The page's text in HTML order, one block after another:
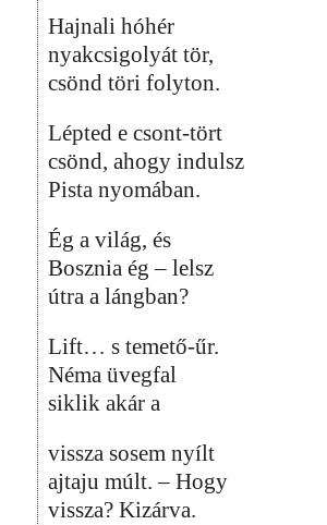
Hajnali hóhér
nyakcsigolyát tör,
csönd töri folyton.
Lépted e csont-tört
csönd, ahogy indulsz
Pista nyomában.
Ég a világ, és
Bosznia ég – lelsz
útra a lángban?
Lift… s temető-űr.
Néma üvegfal
siklik akár a
vissza sosem nyílt
ajtaju múlt. – Hogy
vissza? Kizárva.